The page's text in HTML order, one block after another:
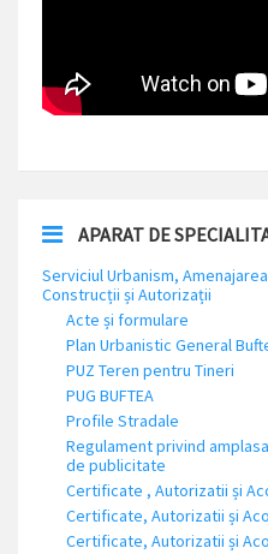
APARAT DE
Serviciul Urbanism,
Construcții și Autorizații
Acte și formulare
Plan Urbanistic General
PUZ Teren pentru Tineri
PUG BUFTEA
Profile Stradale
Regulament privind
de publicitate
Certificate , Autorizatii și
Certificate, Autorizatii și
Certificate, Autorizatii și